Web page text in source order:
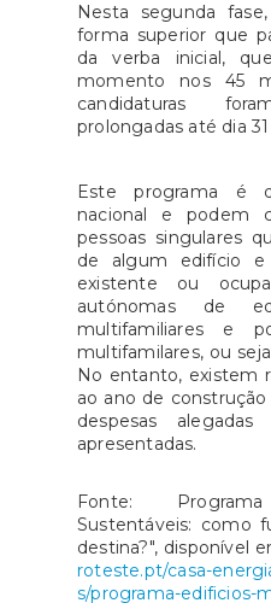
Nesta segunda
forma superior que
da verba inicial,
momento nos 45
candidaturas
prolongadas até dia
Este programa é
nacional e podem
pessoas singulares
de algum edifício e
existente ou
autónomas de
multifamiliares e
multifamilares, ou
No entanto, existem
ao ano de
despesas
apresentadas.
Fonte:
Sustentáveis: como
destina?", disponível
roteste.pt/casa-
s/programa-edificios-